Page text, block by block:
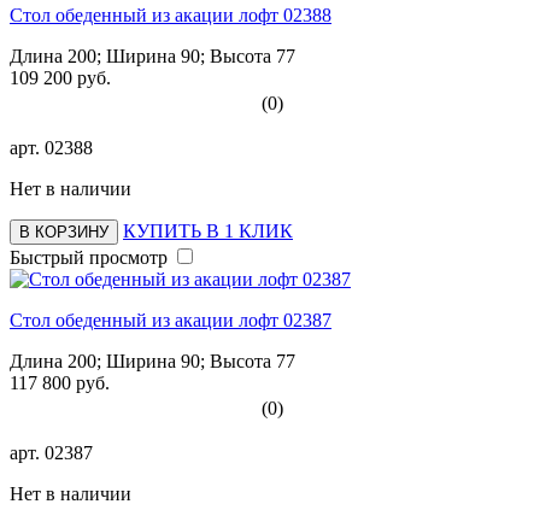
Стол обеденный из акации лофт 02388
Длина 200; Ширина 90; Высота 77
109 200 руб.
(0)
арт. 02388
Нет в наличии
В КОРЗИНУ
КУПИТЬ В 1 КЛИК
Быстрый просмотр
Стол обеденный из акации лофт 02387
Длина 200; Ширина 90; Высота 77
117 800 руб.
(0)
арт. 02387
Нет в наличии